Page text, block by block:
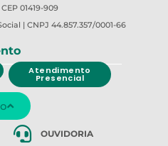
01419-909
| CNPJ 44.857.357/0001-66
Atendimento
Presencial
OUVIDORIA